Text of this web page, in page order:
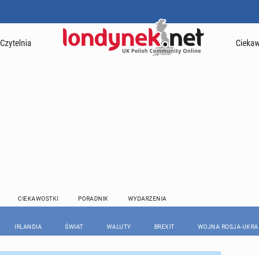
Czytelnia
CIEKAWOSTKI PORADNIK WYDARZENIA
IRLANDIA ŚWIAT WALUTY BREXIT WOJNA ROSJA-